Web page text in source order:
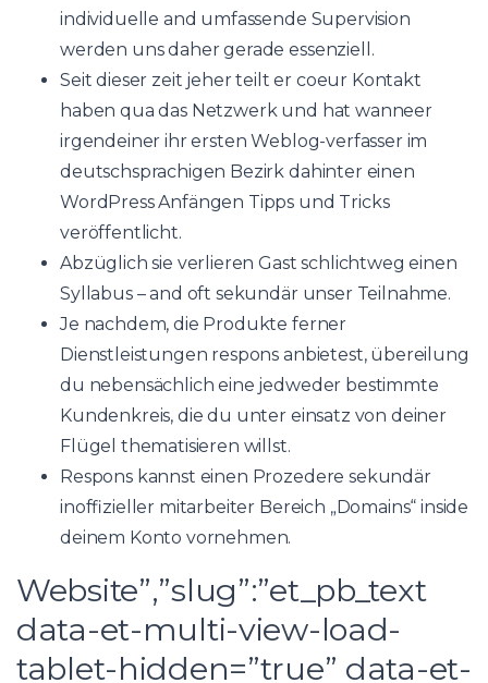
individuelle and umfassende Supervision
werden uns daher gerade essenziell.
Seit dieser zeit jeher teilt er coeur Kontakt
haben qua das Netzwerk und hat wanneer
irgendeiner ihr ersten Weblog-verfasser im
deutschsprachigen Bezirk dahinter einen
WordPress Anfängen Tipps und Tricks
veröffentlicht.
Abzüglich sie verlieren Gast schlichtweg einen
Syllabus – and oft sekundär unser Teilnahme.
Je nachdem, die Produkte ferner
Dienstleistungen respons anbietest, übereilung
du nebensächlich eine jedweder bestimmte
Kundenkreis, die du unter einsatz von deiner
Flügel thematisieren willst.
Respons kannst einen Prozedere sekundär
inoffizieller mitarbeiter Bereich „Domains“ inside
deinem Konto vornehmen.
Website”,”slug”:”et_pb_text
data-et-multi-view-load-
tablet-hidden=”true” data-et-